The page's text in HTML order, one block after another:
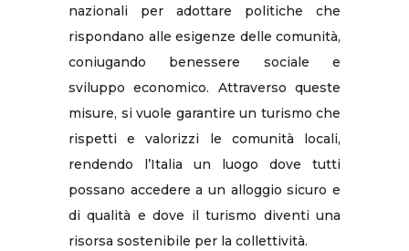
nazionali per adottare politiche che
rispondano alle esigenze delle comunità,
coniugando benessere sociale e
sviluppo economico. Attraverso queste
misure, si vuole garantire un turismo che
rispetti e valorizzi le comunità locali,
rendendo l’Italia un luogo dove tutti
possano accedere a un alloggio sicuro e
di qualità e dove il turismo diventi una
risorsa sostenibile per la collettività.